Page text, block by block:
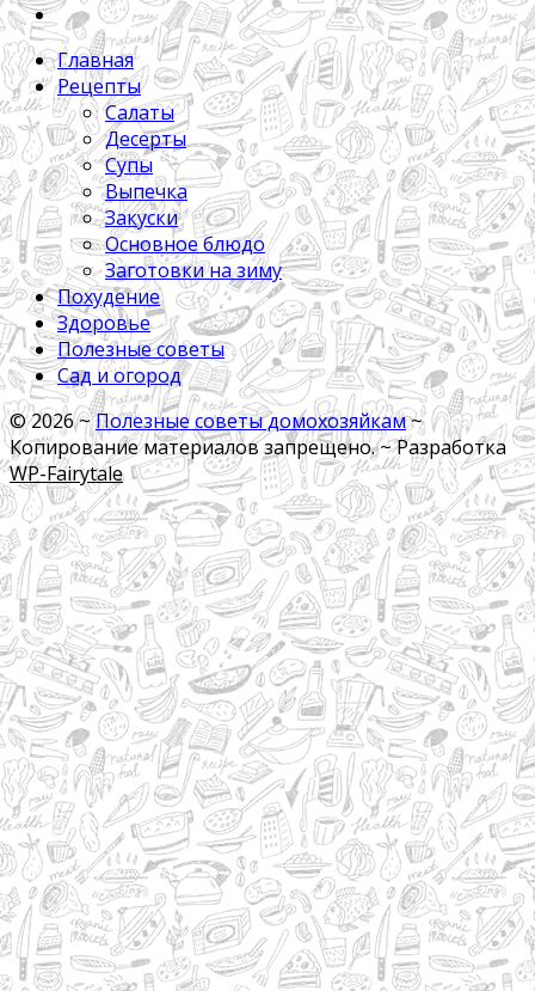
Главная
Рецепты
Салаты
Десерты
Супы
Выпечка
Закуски
Основное блюдо
Заготовки на зиму
Похудение
Здоровье
Полезные советы
Сад и огород
©2026~Полезные советы домохозяйкам~
Копирование материалов запрещено. ~ Разработка
WP-Fairytale